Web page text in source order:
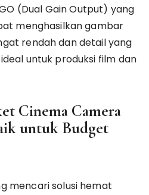
(Dual Gain Output) yang
menghasilkan gambar
rendah dan detail yang
untuk produksi film dan
Cinema Camera
untuk Budget
mencari solusi hemat